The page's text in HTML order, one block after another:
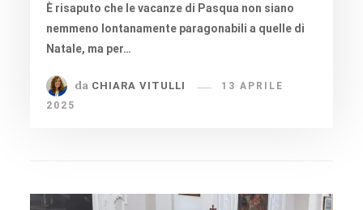
È risaputo che le vacanze di Pasqua non siano
nemmeno lontanamente paragonabili a quelle di
Natale, ma per…
da CHIARA VITULLI
13 APRILE
2025